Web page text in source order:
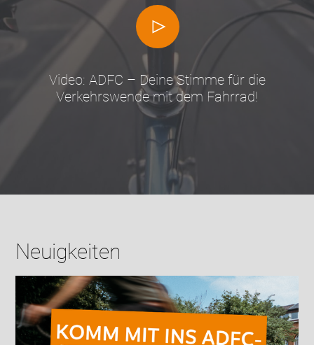
Video: ADFC – Deine Stimme für die
Verkehrswende mit dem Fahrrad!
Neuigkeiten